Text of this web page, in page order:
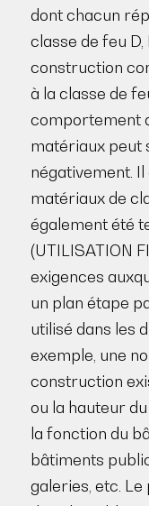
dont chacun
classe de feu D,
construction
à la classe de
comportement
matériaux peut
négativement.
matériaux de
également été
(UTILISATION
exigences
un plan étape
utilisé dans les
exemple, une
construction
ou la hauteur
la fonction du
bâtiments
galeries, etc.